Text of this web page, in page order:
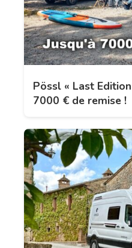
Pössl « Last
7000 € de remise !